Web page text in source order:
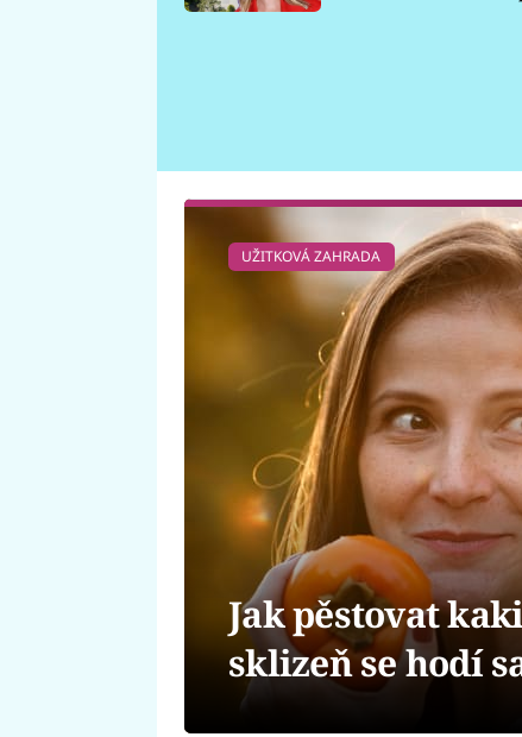
UŽITKOVÁ ZAHRADA
Jak pěstovat
sklizeň se hodí